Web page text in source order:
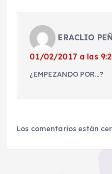
ERACLIO
01/02/2017 a las
¿EMPEZANDO POR…?
Los comentarios están